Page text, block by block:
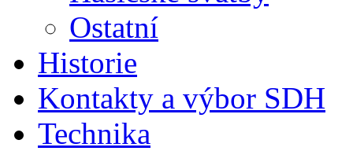
Ostatní
Historie
Kontakty a výbor SDH
Technika